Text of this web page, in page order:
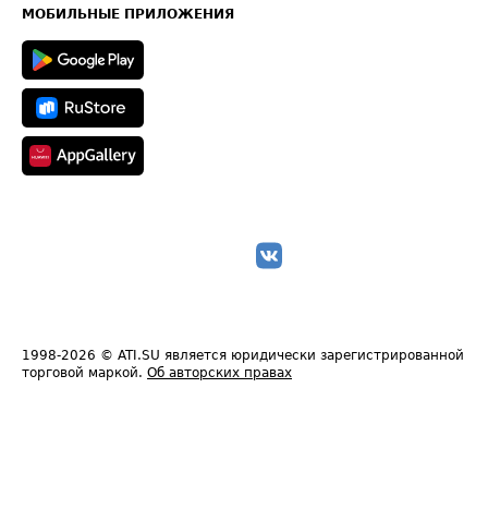
Техническая информация
МОБИЛЬНЫЕ ПРИЛОЖЕНИЯ
1998-2026 © ATI.SU является юридически зарегистрированной
торговой маркой. Об авторских правах